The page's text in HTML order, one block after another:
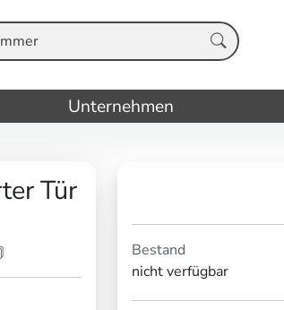
Unternehmen
Tür
Bestand
nicht verfügbar